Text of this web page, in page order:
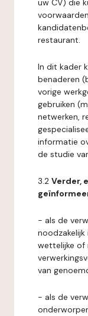
uw CV) die
restaurant.
In dit kader
benaderen
vorige
gebruiken
netwerken,
informatie
de studie
3.2 Verder,
- als de
noodzakelijk
wettelijke of
van
- als de